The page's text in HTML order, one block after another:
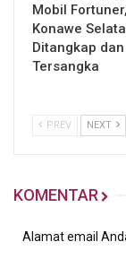
Mobil
Konawe
Ditangkap
Tersangka
PREV NEXT
KOMENTAR
Alamat email